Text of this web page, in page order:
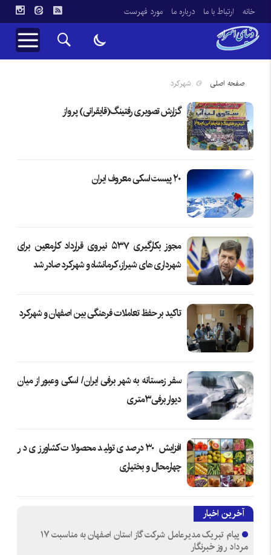
خانه ارتباط با ما درباره ما مورد فهرست
صفحه اصلی شهرکرد
گزارش تصویری رفتینگ(قایقرانی) پرواز
۲۰ پیست اسکی معروف ایران
مجوز بکارگیری ۵۳۷ نیروی قرارداد کارمعین برای
شهرداری های شیراز، کرمانشاه و شهرکرد صادر شد
تاکید بر حفظ تعاملات فرهنگی بین اصفهان و شهرکرد
سفر زمستانه به شهر برفی ایران/ اسکی وعبور از میان
دیوار برفی۳متری
افزایش ۳۰ درصدی تولید محصولات کشاورزی در
چهارمحال و بختیاری
آخرین اخبار
پیام تبریک مدیرعامل شرکت گاز استان اصفهان به مناسبت ۱۷
مرداد روز خبرنگار